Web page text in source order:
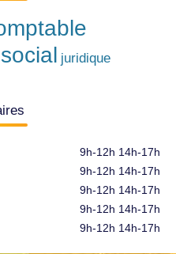
social juridique
9h-12h 14h-17h
9h-12h 14h-17h
9h-12h 14h-17h
9h-12h 14h-17h
9h-12h 14h-17h